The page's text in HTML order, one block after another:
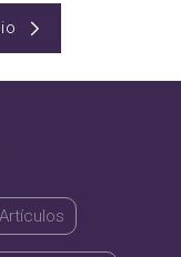
Artículos